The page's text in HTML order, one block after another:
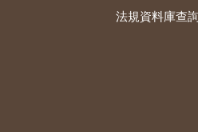
法規資料庫查詢